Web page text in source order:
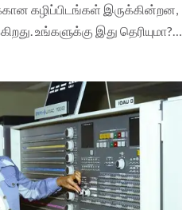
கழிப்பிடங்கள் இருக்கின்றன,
உங்களுக்கு இது தெரியுமா?…